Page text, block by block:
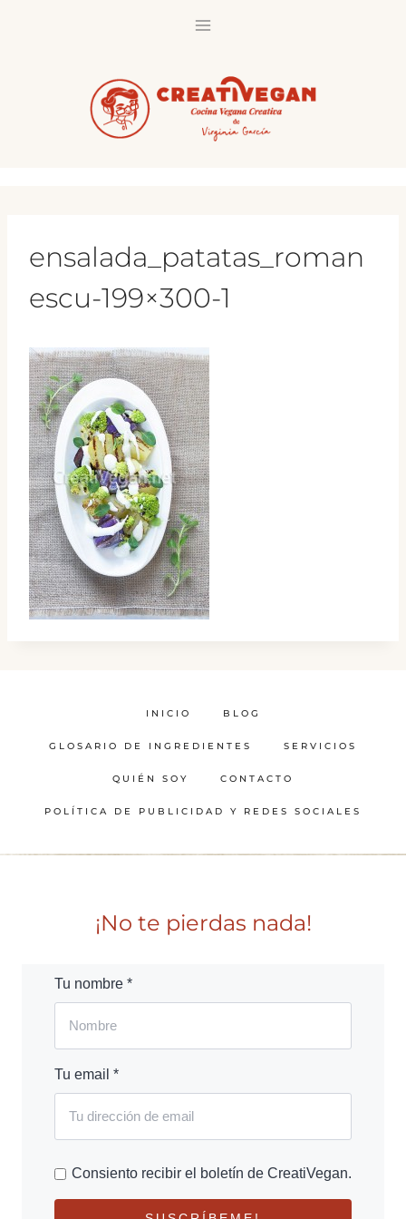
ensalada_patatas_roman
escu-199×300-1
INICIO BLOG
GLOSARIO DE INGREDIENTES SERVICIOS
QUIÉN SOY CONTACTO
POLÍTICA DE PUBLICIDAD Y REDES SOCIALES
¡No te pierdas nada!
Tu nombre *
Tu email *
Consiento recibir el boletín de CreatiVegan.